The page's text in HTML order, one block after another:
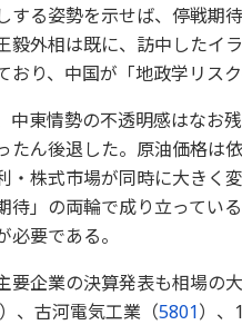
する姿勢を示せば、停戦期
毅外相は既に、訪中したイ
おり、中国が「地政学リス
中東情勢の不透明感はなお
たん後退した。原油価格は
・株式市場が同時に大きく
待」の両輪で成り立ってい
必要である。
要企業の決算発表も相場の
、古河電気工業（5801）、